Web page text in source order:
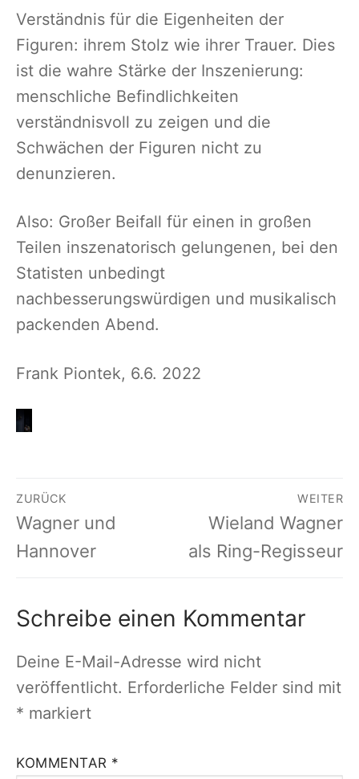
Verständnis für die Eigenheiten der
Figuren: ihrem Stolz wie ihrer Trauer. Dies
ist die wahre Stärke der Inszenierung:
menschliche Befindlichkeiten
verständnisvoll zu zeigen und die
Schwächen der Figuren nicht zu
denunzieren.
Also: Großer Beifall für einen in großen
Teilen inszenatorisch gelungenen, bei den
Statisten unbedingt
nachbesserungswürdigen und musikalisch
packenden Abend.
Frank Piontek, 6.6. 2022
Beitragsnavigation
ZURÜCK
Vorheriger
Beitrag:
Wagner und
Hannover
WEITER
Nächster
Beitrag:
Wieland Wagner
als Ring-Regisseur
Schreibe einen Kommentar
Deine E-Mail-Adresse wird nicht
veröffentlicht. Erforderliche Felder sind mit
* markiert
KOMMENTAR *